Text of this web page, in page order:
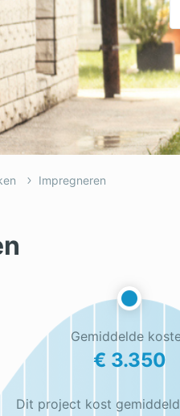
Impregneren
Gemiddelde
€ 3.350
Dit project kost